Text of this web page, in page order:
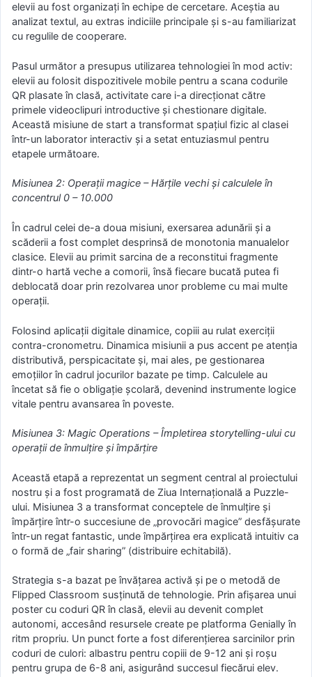
elevii au fost organizați în echipe de cercetare. Aceștia au
analizat textul, au extras indiciile principale și s-au familiarizat
cu regulile de cooperare.
Pasul următor a presupus utilizarea tehnologiei în mod activ:
elevii au folosit dispozitivele mobile pentru a scana codurile
QR plasate în clasă, activitate care i-a direcționat către
primele videoclipuri introductive și chestionare digitale.
Această misiune de start a transformat spațiul fizic al clasei
într-un laborator interactiv și a setat entuziasmul pentru
etapele următoare.
Misiunea 2: Operații magice – Hărțile vechi și calculele în
concentrul 0 – 10.000
În cadrul celei de-a doua misiuni, exersarea adunării și a
scăderii a fost complet desprinsă de monotonia manualelor
clasice. Elevii au primit sarcina de a reconstitui fragmente
dintr-o hartă veche a comorii, însă fiecare bucată putea fi
deblocată doar prin rezolvarea unor probleme cu mai multe
operații.
Folosind aplicații digitale dinamice, copiii au rulat exerciții
contra-cronometru. Dinamica misiunii a pus accent pe atenția
distributivă, perspicacitate și, mai ales, pe gestionarea
emoțiilor în cadrul jocurilor bazate pe timp. Calculele au
încetat să fie o obligație școlară, devenind instrumente logice
vitale pentru avansarea în poveste.
Misiunea 3: Magic Operations – Împletirea storytelling-ului cu
operații de înmulțire și împărțire
Această etapă a reprezentat un segment central al proiectului
nostru și a fost programată de Ziua Internațională a Puzzle-
ului. Misiunea 3 a transformat conceptele de înmulțire și
împărțire într-o succesiune de „provocări magice” desfășurate
într-un regat fantastic, unde împărțirea era explicată intuitiv ca
o formă de „fair sharing” (distribuire echitabilă).
Strategia s-a bazat pe învățarea activă și pe o metodă de
Flipped Classroom susținută de tehnologie. Prin afișarea unui
poster cu coduri QR în clasă, elevii au devenit complet
autonomi, accesând resursele create pe platforma Genially în
ritm propriu. Un punct forte a fost diferențierea sarcinilor prin
coduri de culori: albastru pentru copiii de 9-12 ani și roșu
pentru grupa de 6-8 ani, asigurând succesul fiecărui elev.